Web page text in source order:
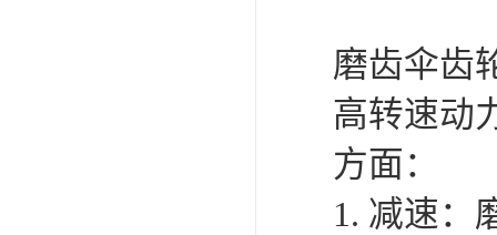
磨齿伞齿
高转速动
方面：
1. 减速：